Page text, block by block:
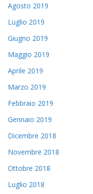
Agosto 2019
Luglio 2019
Giugno 2019
Maggio 2019
Aprile 2019
Marzo 2019
Febbraio 2019
Gennaio 2019
Dicembre 2018
Novembre 2018
Ottobre 2018
Luglio 2018